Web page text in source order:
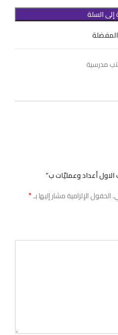
السلة
مدرسية
أعداد وعمليّات ب”
الحقول الإلزامية مشار إليها بـ*